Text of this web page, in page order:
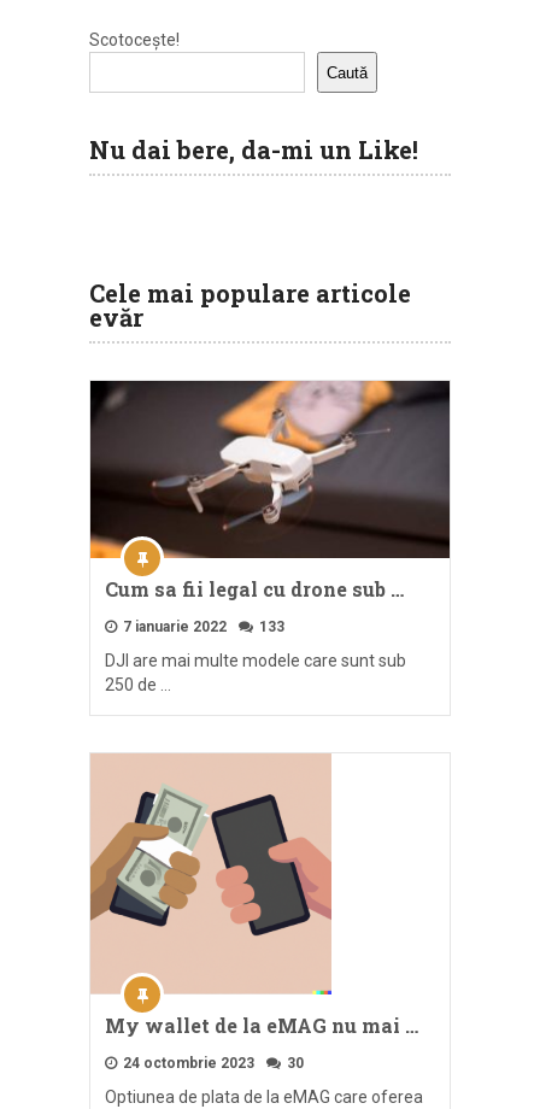
Scotocește!
Caută
Nu dai bere, da-mi un Like!
Cele mai populare articole
evăr
Cum sa fii legal cu drone sub …
7 ianuarie 2022 133
DJI are mai multe modele care sunt sub
250 de …
My wallet de la eMAG nu mai …
24 octombrie 2023 30
Optiunea de plata de la eMAG care oferea